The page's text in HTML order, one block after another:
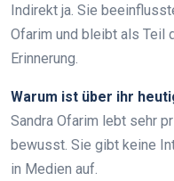
Indirekt ja. Sie
Ofarim und bleibt als Teil
Erinnerung.
Warum ist über ihr
Sandra Ofarim lebt sehr
bewusst. Sie gibt keine
in Medien auf.